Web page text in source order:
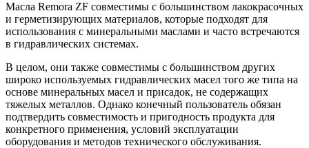
Масла Remora ZF совместимы с большинством лакокрасочных
и герметизирующих материалов, которые подходят для
использования с минеральными маслами и часто встречаются
в гидравлических системах.
В целом, они также совместимы с большинством других
широко используемых гидравлических масел того же типа на
основе минеральных масел и присадок, не содержащих
тяжелых металлов. Однако конечный пользователь обязан
подтвердить совместимость и пригодность продукта для
конкретного применения, условий эксплуатации
оборудования и методов технического обслуживания.